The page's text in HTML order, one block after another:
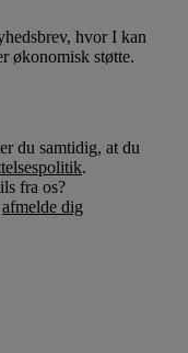
hvor I kan
økonomisk støtte.
du samtidig, at du
.
fra os?
afmelde dig